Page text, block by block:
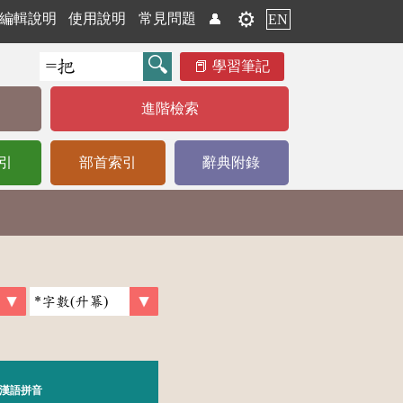
編輯說明 使用說明 常見問題 👤 ⚙️ EN
學習筆記
進階檢索
部首索引 辭典附錄
漢語拼音